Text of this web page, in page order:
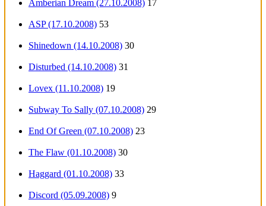
Amberian Dream (27.10.2008) 17
ASP (17.10.2008) 53
Shinedown (14.10.2008) 30
Disturbed (14.10.2008) 31
Lovex (11.10.2008) 19
Subway To Sally (07.10.2008) 29
End Of Green (07.10.2008) 23
The Flaw (01.10.2008) 30
Haggard (01.10.2008) 33
Discord (05.09.2008) 9